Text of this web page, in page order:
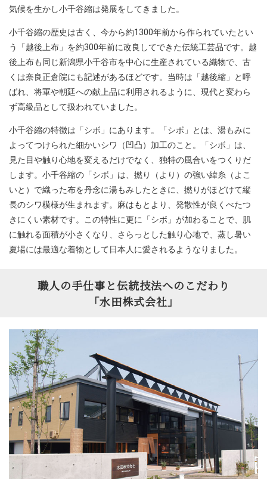
気候を生かし小千谷縮は発展をしてきました。
小千谷縮の歴史は古く、今から約1300年前から作られていたとい
う「越後上布」を約300年前に改良してできた伝統工芸品です。越
後上布も同じ新潟県小千谷市を中心に生産されている織物で、古
くは奈良正倉院にも記述があるほどです。当時は「越後縮」と呼
ばれ、将軍や朝廷への献上品に利用されるように、現代と変わら
ず高級品として扱われていました。
小千谷縮の特徴は「シボ」にあります。「シボ」とは、湯もみに
よってつけられた細かいシワ（凹凸）加工のこと。「シボ」は、
見た目や触り心地を変えるだけでなく、独特の風合いをつくりだ
します。小千谷縮の「シボ」は、撚り（より）の強い緯糸（よこ
いと）で織った布を丹念に湯もみしたときに、撚りがほどけて縦
長のシワ模様が生まれます。麻はもとより、発散性が良くべたつ
きにくい素材です。この特性に更に「シボ」が加わることで、肌
に触れる面積が小さくなり、さらっとした触り心地で、蒸し暑い
夏場には最適な着物として日本人に愛されるようなりました。
職人の手仕事と伝統技法へのこだわり
「水田株式会社」